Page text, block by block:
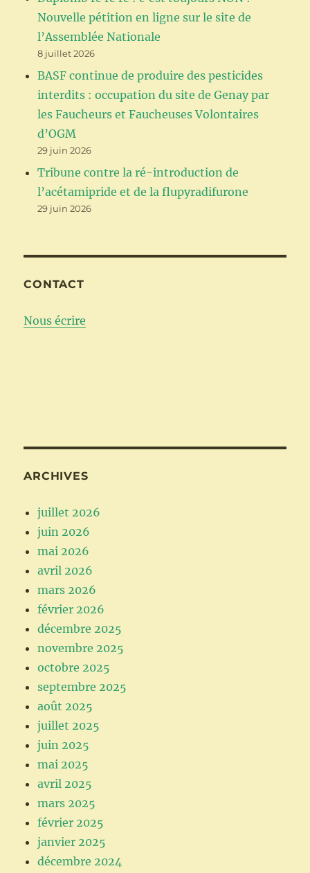
Nouvelle pétition en ligne sur le site de
l’Assemblée Nationale
8 juillet 2026
BASF continue de produire des pesticides
interdits : occupation du site de Genay par
les Faucheurs et Faucheuses Volontaires
d’OGM
29 juin 2026
Tribune contre la ré-introduction de
l’acétamipride et de la flupyradifurone
29 juin 2026
CONTACT
Nous écrire
ARCHIVES
juillet 2026
juin 2026
mai 2026
avril 2026
mars 2026
février 2026
décembre 2025
novembre 2025
octobre 2025
septembre 2025
août 2025
juillet 2025
juin 2025
mai 2025
avril 2025
mars 2025
février 2025
janvier 2025
décembre 2024